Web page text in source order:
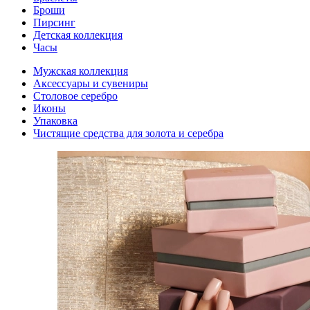
Броши
Пирсинг
Детская коллекция
Часы
Мужская коллекция
Аксессуары и сувениры
Столовое серебро
Иконы
Упаковка
Чистящие средства для золота и серебра